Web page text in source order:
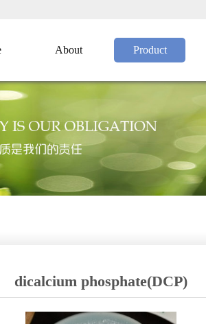
About Product
dicalcium phosphate(DCP)